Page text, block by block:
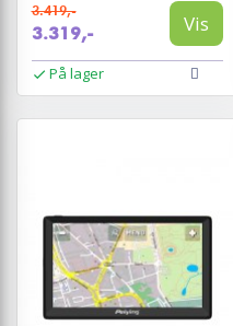
3.419,-
3.319,- Vis
På lager